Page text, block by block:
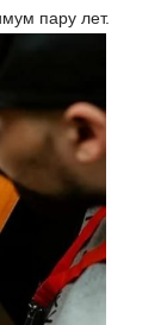
пару лет.